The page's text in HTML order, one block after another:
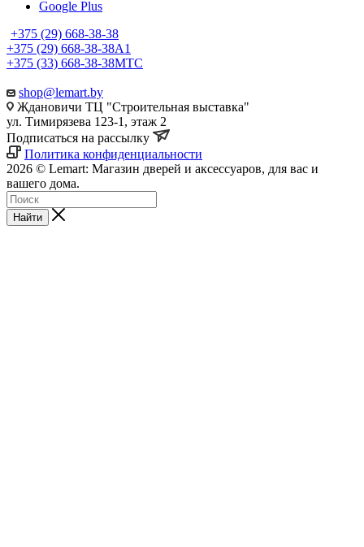
Google Plus
+375 (29) 668-38-38
+375 (29) 668-38-38A1
+375 (33) 668-38-38МТС
shop@lemart.by
Ждановичи ТЦ "Строительная выставка"
ул. Тимирязева 123-1, этаж 2
Подписаться на рассылку
Политика конфиденциальности
2026 © Lemart: Магазин дверей и аксессуаров, для вас и
вашего дома.
Найти